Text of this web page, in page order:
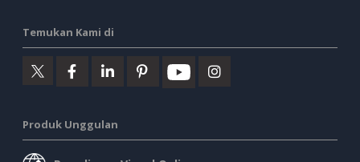
Temukan Kami di
Produk Unggulan